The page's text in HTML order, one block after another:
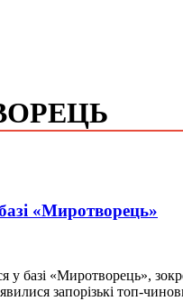
«Миротворець»
базі «Миротворець»,
запорізькі топ-